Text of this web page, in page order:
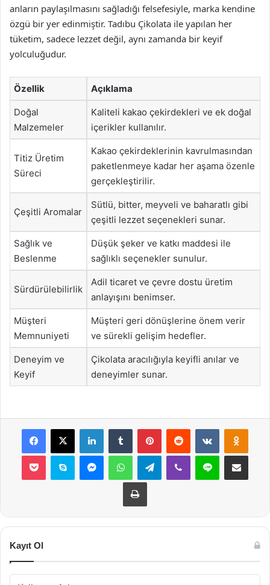
anların paylaşılmasını sağladığı felsefesiyle, marka kendine
özgü bir yer edinmiştir. Tadıbu Çikolata ile yapılan her
tüketim, sadece lezzet değil, aynı zamanda bir keyif
yolculuğudur.
Özellik Açıklama
Doğal
Malzemeler
Kaliteli kakao çekirdekleri ve ek doğal
içerikler kullanılır.
Titiz Üretim
Süreci
Kakao çekirdeklerinin kavrulmasından
paketlenmeye kadar her aşama özenle
gerçekleştirilir.
Çeşitli Aromalar
Sütlü, bitter, meyveli ve baharatlı gibi
çeşitli lezzet seçenekleri sunar.
Sağlık ve
Beslenme
Düşük şeker ve katkı maddesi ile
sağlıklı seçenekler sunulur.
Sürdürülebilirlik
Adil ticaret ve çevre dostu üretim
anlayışını benimser.
Müşteri
Memnuniyeti
Müşteri geri dönüşlerine önem verir
ve sürekli gelişim hedefler.
Deneyim ve
Keyif
Çikolata aracılığıyla keyifli anılar ve
deneyimler sunar.
Facebook
X LinkedInTumblr PinterestReddit VKontakte
Pocket Skype MessengerWhatsAppTelegramViber Line E-Posta ile
Yazdır
Kayıt Ol